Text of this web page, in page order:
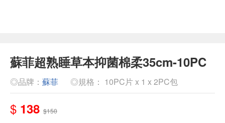
蘇菲超熟睡草本抑菌棉柔35cm-10PC
◎品牌： 蘇菲 ◎規格： 10PC片 x 1 x 2PC包
$ 138 $150